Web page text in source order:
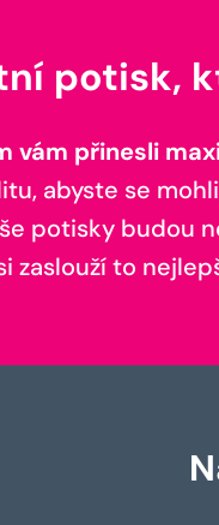
potisk,
přinesli
abyste se
potisky budou
zaslouží to